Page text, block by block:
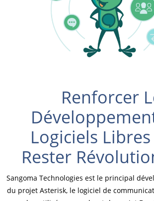
Renforcer
Logiciels
Rester
Sangoma Technologies est le principal
du projet Asterisk, le logiciel de